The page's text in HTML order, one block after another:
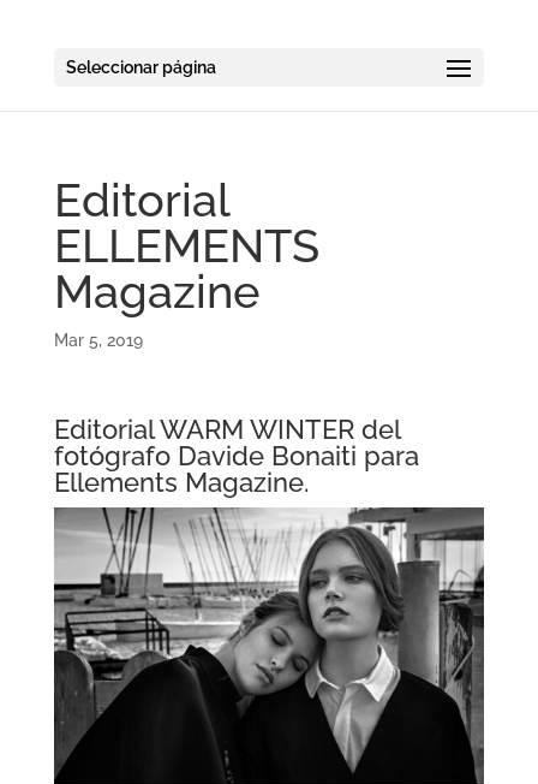
Seleccionar página
Editorial
ELLEMENTS
Magazine
Mar 5, 2019
Editorial WARM WINTER del
fotógrafo Davide Bonaiti para
Ellements Magazine.